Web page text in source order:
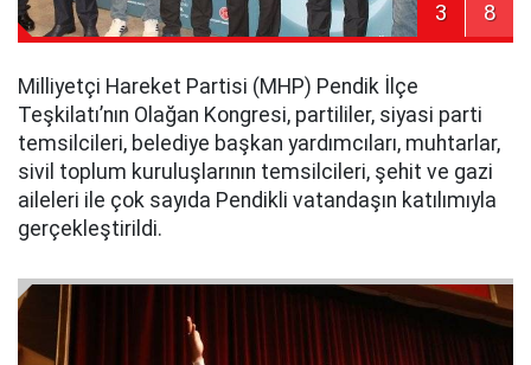
3 8
Milliyetçi Hareket Partisi (MHP) Pendik İlçe
Teşkilatı’nın Olağan Kongresi, partililer, siyasi parti
temsilcileri, belediye başkan yardımcıları, muhtarlar,
sivil toplum kuruluşlarının temsilcileri, şehit ve gazi
aileleri ile çok sayıda Pendikli vatandaşın katılımıyla
gerçekleştirildi.